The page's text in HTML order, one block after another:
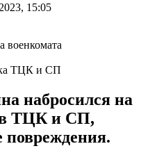
15:05
ТЦК и СП
набросился на
ТЦК и СП,
повреждения.